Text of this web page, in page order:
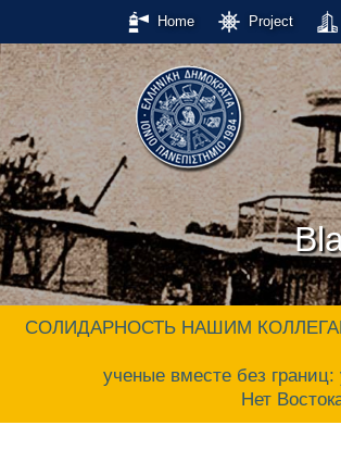
Home Project
СОЛИДАРНОСТЬ НАШИМ КОЛЛЕГАМ В
ученые вместе без
Нет